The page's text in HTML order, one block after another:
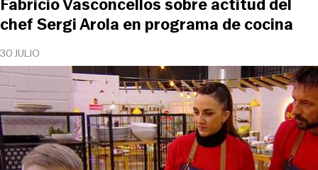
30 JULIO
Fabricio Vasconcellos sobre actitud del
chef Sergi Arola en programa de cocina